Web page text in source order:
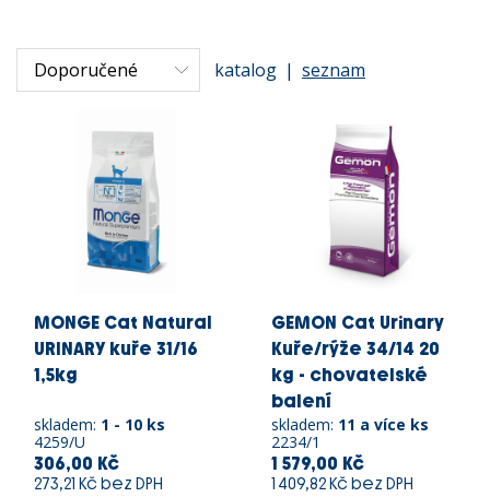
katalog | seznam
MONGE Cat Natural
URINARY kuře 31/16
1,5kg
skladem: 1 - 10 ks
4259/U
306,00 Kč
273,21 Kč bez DPH
GEMON Cat Urinary
Kuře/rýže 34/14 20
kg - chovatelské
balení
skladem: 11 a více ks
2234/1
1 579,00 Kč
1 409,82 Kč bez DPH